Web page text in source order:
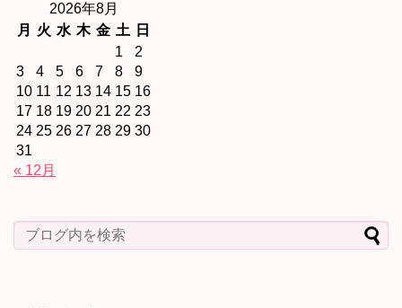
2026年8月
月
火 水 木 金 土
日
1
2
3
4 5 6 7 8
9
10 11 12 13 14 15 16
17 18 19 20 21 22 23
24 25 26 27 28 29 30
31
« 12月